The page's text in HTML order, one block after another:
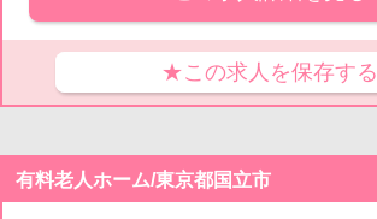
★この求人を保存する
有料老人ホーム/東京都国立市